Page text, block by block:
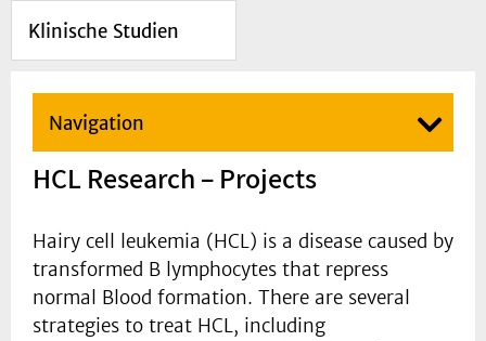
Klinische Studien
Navigation
HCL Research – Projects
Hairy cell leukemia (HCL) is a disease caused by
transformed B lymphocytes that repress
normal Blood formation. There are several
strategies to treat HCL, including